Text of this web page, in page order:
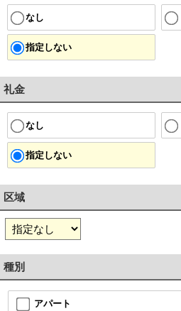
なし
指定しない
礼金
なし
指定しない
区域
種別
アパート